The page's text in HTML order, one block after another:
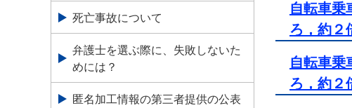
自転車乗
ろ，約２
自転車乗
ろ，約２
死亡事故について
弁護士を選ぶ際に、失敗しないた
めには？
匿名加工情報の第三者提供の公表